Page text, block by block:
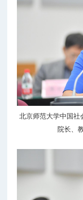
北京师范大学中国社
院长、